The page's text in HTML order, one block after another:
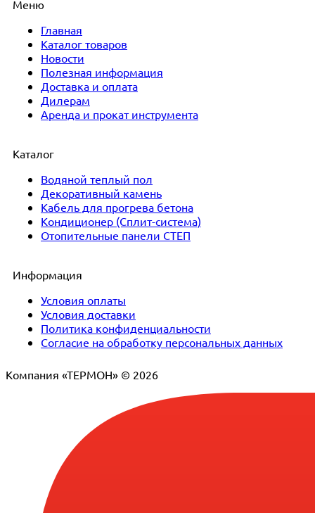
Меню
Главная
Каталог товаров
Новости
Полезная информация
Доставка и оплата
Дилерам
Аренда и прокат инструмента
Каталог
Водяной теплый пол
Декоративный камень
Кабель для прогрева бетона
Кондиционер (Сплит-система)
Отопительные панели СТЕП
Информация
Условия оплаты
Условия доставки
Политика конфиденциальности
Согласие на обработку персональных данных
Компания «ТЕРМОН» © 2026